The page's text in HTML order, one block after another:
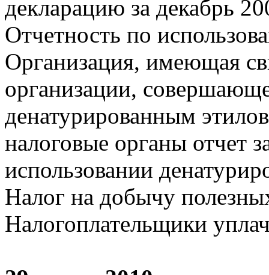
декларацию за декабрь
Отчетность по
Организация, имеющая
организации,
денатурированным
налоговые органы отчет
использовании
Налог на добычу
Налогоплательщики